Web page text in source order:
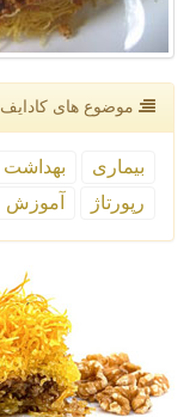
موضوع های كادایف
بیماری بهداشت
رپورتاژ
آموزش